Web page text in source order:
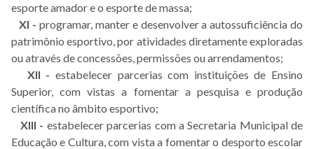
esporte amador e o esporte de massa;
XI - programar, manter e desenvolver a autossuficiência do
patrimônio esportivo, por atividades diretamente exploradas
ou através de concessões, permissões ou arrendamentos;
XII - estabelecer parcerias com instituições de Ensino
Superior, com vistas a fomentar a pesquisa e produção
científica no âmbito esportivo;
XIII - estabelecer parcerias com a Secretaria Municipal de
Educação e Cultura, com vista a fomentar o desporto escolar